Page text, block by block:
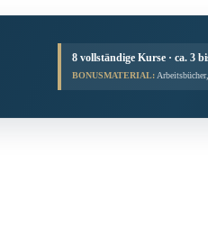
8 vollständige Kurse · ca. 3
BONUSMATERIAL: